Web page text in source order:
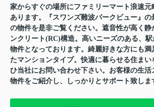
家からすぐの場所にファミリーマート浪速元
あります。『スワンズ難波パークビュー』の
の物件を是非ご覧ください。遮音性が高く静
ンクリート(RC)構造。高いニーズのある、
物件となっております。綺麗好きな方にも満
たマンションタイプ。快適に暮らせる住ま
ひ当社にお問い合わせ下さい。お客様の生活
物件をご紹介し、しっかりとサポート致しま